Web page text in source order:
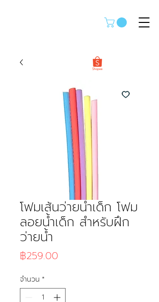
โฟมเส้นว่ายน้ำเด็ก โฟม
ลอยน้ำเด็ก สำหรับฝึก
ว่ายน้ำ
฿259.00
จำนวน *